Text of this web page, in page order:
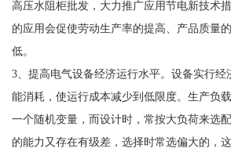
高压水阻柜批发，大力推广应用节电新技术
的应用会促使劳动生产率的提高、产品质量
低。
3、提高电气设备经济运行水平。设备实行经
能消耗，使运行成本减少到低限度。生产负
一个随机变量，而设计时，常按大负荷来选
的能力又存在有级差，选择时常选偏大的，